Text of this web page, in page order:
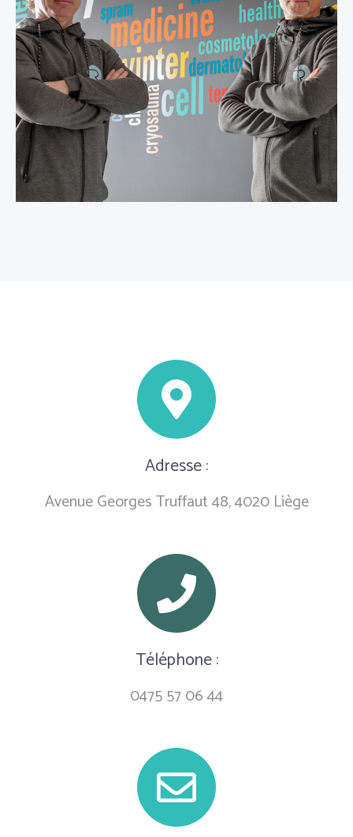
Adresse :
Avenue Georges Truffaut 48, 4020 Liège
Téléphone :
0475 57 06 44